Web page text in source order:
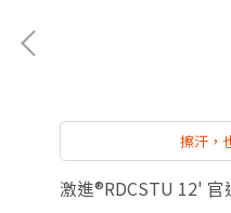
擦汗，
激進®RDCSTU 12'